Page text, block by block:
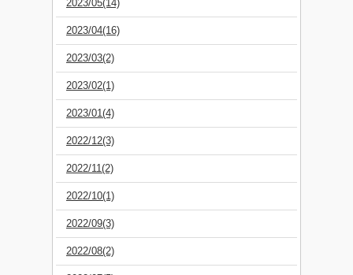
2023/05(14)
2023/04(16)
2023/03(2)
2023/02(1)
2023/01(4)
2022/12(3)
2022/11(2)
2022/10(1)
2022/09(3)
2022/08(2)